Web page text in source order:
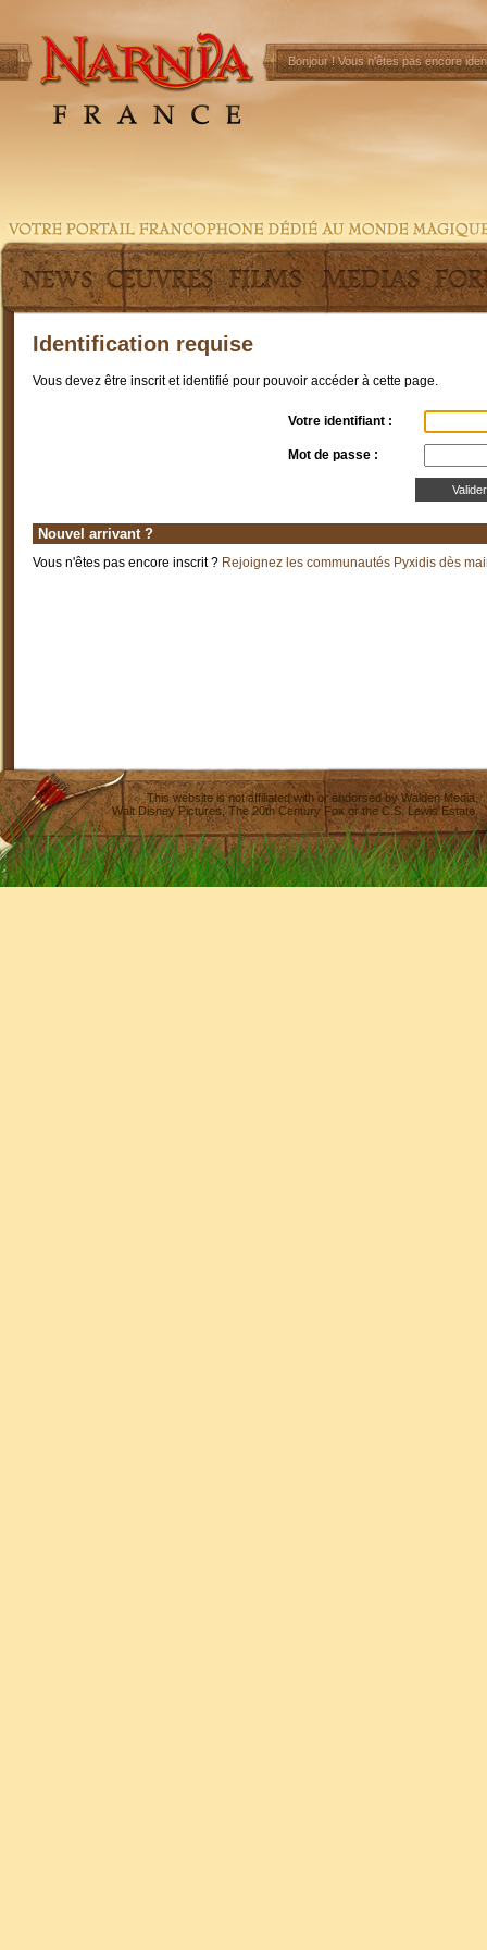
Bonjour !Vous n'êtes pas encore
Identification requise
Vous devez être inscrit et identifié pour pouvoir accéder à cette page.
Votre identifiant :
Mot de passe :
Nouvel arrivant ?
Vous n'êtes pas encore inscrit ? Rejoignez les communautés Pyxidis dès
This website is not affiliated with or endorsed byWalden Media
Walt Disney Pictures,The 20th Century Fox or the C.S. Lewis Estate.